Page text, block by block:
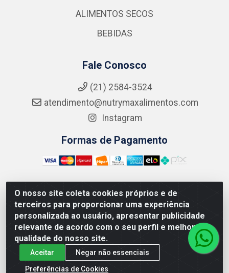
O nosso site coleta cookies próprios e de
terceiros para proporcionar uma experiência
personalizada ao usuário, apresentar publicidade
relevante de acordo com o seu perfil e melhorar a
qualidade do nosso site.
Aceitar
Negar não essenciais
Preferências de Cookies
ALIMENTOS SECOS
BEBIDAS
Fale Conosco
(21) 2584-3524
atendimento@nutrymaxalimentos.com
Instagram
Formas de Pagamento
NUTRY MAX COMÉRCIO DE PRODUTOS ALIMENTICIOS
LTDA - RUA DO FEIJÃO, 721 PENHA CIRCULAR/RJ -
CNPJ: 15.796.122/0001-03